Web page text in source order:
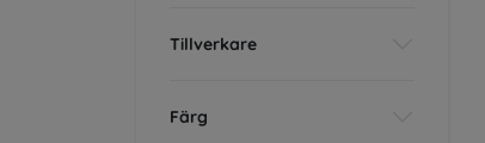
Tillverkare
Färg